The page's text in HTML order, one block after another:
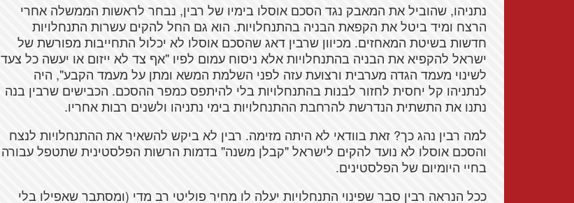
נתניהו, שהוביל את המאבק נגד הסכם אוסלו בימיו של רבין, נבחר לראשות הממשלה אחרי
הרצח ומיד ביטל את הקפאת הבניה בהתנחלויות. הוא גם החל להקים עשרות התנחלויות
חדשות בשיטת המאחזים. מכיוון שרבין דאג שהסכם אוסלו לא יכלול התחייבות מפורשת של
ישראל להקפיא את הבניה בהתנחלויות אלא ניסוח עמום לפיו "אף צד לא ייזום או יעשה כל צעד
לשינוי מעמד הגדה מערבית ורצועת עזה לפני השלמת המשא ומתן על מעמד הקבע", היה
לנתניהו קל יחסית לחזור לבנות בהתנחלויות בלי להיתפס כמפר ההסכם. הכבישים שרבין בנה
נתנו את התשתית הנדרשת להרחבת ההתנחלויות בימי נתניהו ולשנים רבות אחריו.
למה רבין נהג כך? זאת בוודאי לא היתה מזימה. רבין לא ביקש להשאיר את ההתנחלויות לנצח
והסכם אוסלו לא נועד להקים לישראל "קבלן משנה" בדמות הרשות הפלסטינית שתטפל עבורה
בחיי היומיום של הפלסטינים.
ככל הנראה רבין סבר שפינוי התנחלויות יעלה לו מחיר פוליטי רב מדי (ומסתבר שאפילו בלי